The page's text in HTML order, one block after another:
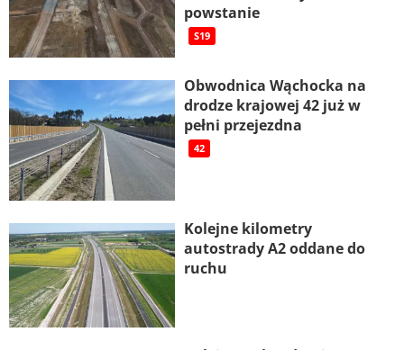
powstanie
S19
Obwodnica Wąchocka na
drodze krajowej 42 już w
pełni przejezdna
42
Kolejne kilometry
autostrady A2 oddane do
ruchu